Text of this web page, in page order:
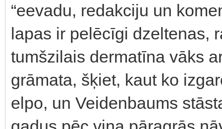
“eevadu, redakciju un
lapas ir pelēcīgi dzeltenas,
tumšzilais dermatīna vāks
grāmata, šķiet, kaut ko
elpo, un Veidenbaums